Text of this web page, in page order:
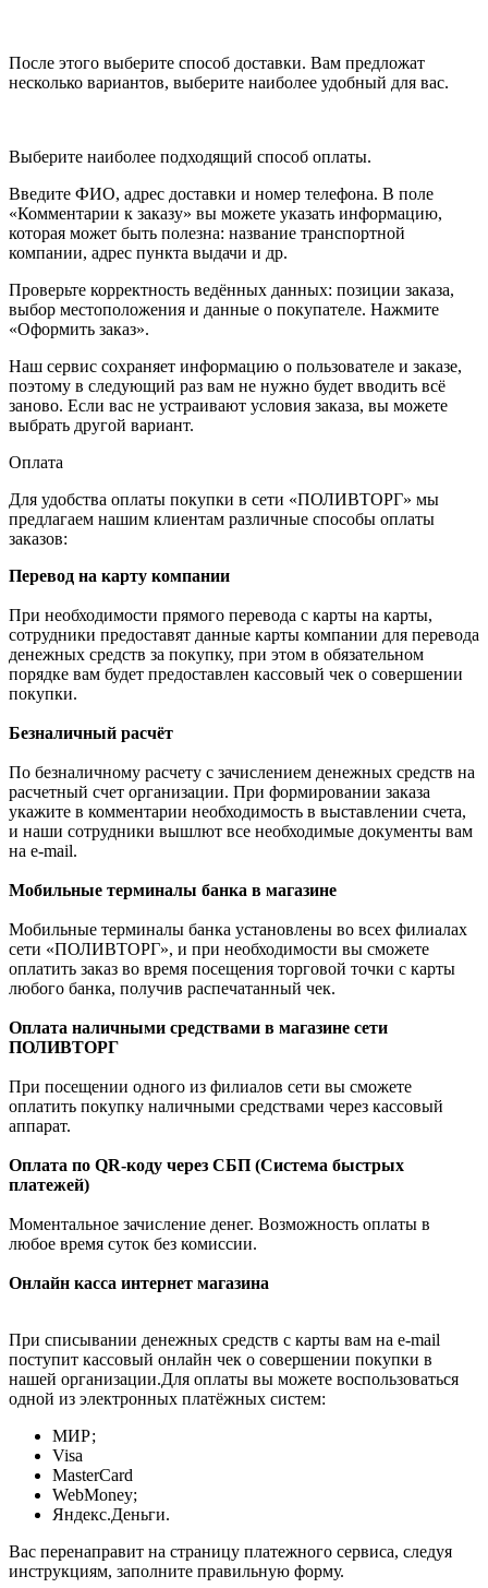
После этого выберите способ доставки. Вам предложат
несколько вариантов, выберите наиболее удобный для вас.
Выберите наиболее подходящий способ оплаты.
Введите ФИО, адрес доставки и номер телефона. В поле
«Комментарии к заказу» вы можете указать информацию,
которая может быть полезна: название транспортной
компании, адрес пункта выдачи и др.
Проверьте корректность ведённых данных: позиции заказа,
выбор местоположения и данные о покупателе. Нажмите
«Оформить заказ».
Наш сервис сохраняет информацию о пользователе и заказе,
поэтому в следующий раз вам не нужно будет вводить всё
заново. Если вас не устраивают условия заказа, вы можете
выбрать другой вариант.
Оплата
Для удобства оплаты покупки в сети «ПОЛИВТОРГ» мы
предлагаем нашим клиентам различные способы оплаты
заказов:
Перевод на карту компании
При необходимости прямого перевода с карты на карты,
сотрудники предоставят данные карты компании для перевода
денежных средств за покупку, при этом в обязательном
порядке вам будет предоставлен кассовый чек о совершении
покупки.
Безналичный расчёт
По безналичному расчету с зачислением денежных средств на
расчетный счет организации. При формировании заказа
укажите в комментарии необходимость в выставлении счета,
и наши сотрудники вышлют все необходимые документы вам
на e-mail.
Мобильные терминалы банка в магазине
Мобильные терминалы банка установлены во всех филиалах
сети «ПОЛИВТОРГ», и при необходимости вы сможете
оплатить заказ во время посещения торговой точки с карты
любого банка, получив распечатанный чек.
Оплата наличными средствами в магазине сети
ПОЛИВТОРГ
При посещении одного из филиалов сети вы сможете
оплатить покупку наличными средствами через кассовый
аппарат.
Оплата по QR-коду через СБП (Система быстрых
платежей)
Моментальное зачисление денег. Возможность оплаты в
любое время суток без комиссии.
Онлайн касса интернет магазина
При списывании денежных средств с карты вам на e-mail
поступит кассовый онлайн чек о совершении покупки в
нашей организации.Для оплаты вы можете воспользоваться
одной из электронных платёжных систем:
МИР;
Visa
MasterCard
WebMoney;
Яндекс.Деньги.
Вас перенаправит на страницу платежного сервиса, следуя
инструкциям, заполните правильную форму.